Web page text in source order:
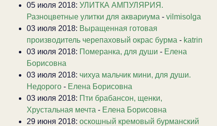
05 июля 2018: УЛИТКА АМПУЛЯРИЯ.
Разноцветные улитки для аквариума - vilmisolga
03 июля 2018: Выращенная готовая
производитель черепаховый окрас бурма - katrin
03 июля 2018: Померанка, для души - Елена
Борисовна
03 июля 2018: чихуа мальчик мини, для души.
Недорого - Елена Борисовна
03 июля 2018: Пти брабансон, щенки,
Хрустальная мечта - Елена Борисовна
29 июня 2018: оскошный кремовый бурманский